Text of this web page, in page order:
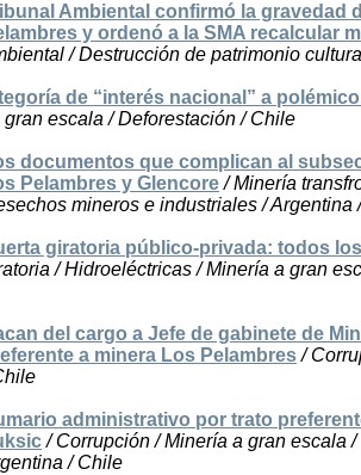
Ambiental confirmó la gravedad
y ordenó a la SMA recalcular
/ Destrucción de patrimonio
de “interés nacional” a
escala / Deforestación / Chile
documentos que complican al
Pelambres y Glencore/ Minería
mineros e industriales / Argentina
giratoria público-privada: todos
/ Hidroeléctricas / Minería a gran
del cargo a Jefe de gabinete de
a minera Los Pelambres/
administrativo por trato
/ Corrupción / Minería a gran escala
/ Chile